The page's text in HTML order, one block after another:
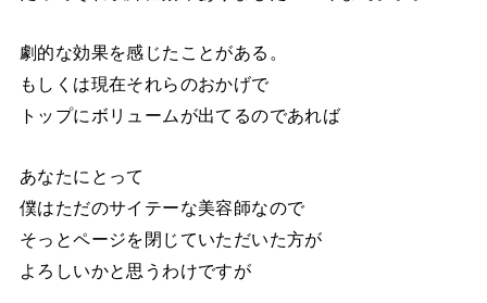
劇的な効果を感じたことがある。
もしくは現在それらのおかげで
トップにボリュームが出てるのであれば
あなたにとって
僕はただのサイテーな美容師なので
そっとページを閉じていただいた方が
よろしいかと思うわけですが